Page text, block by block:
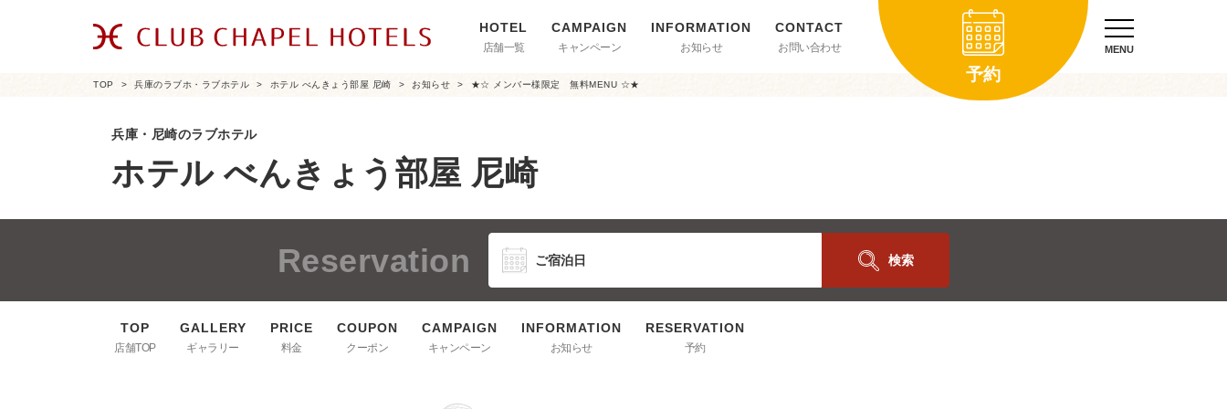
店舗一覧 キャンペーン お知らせ お問い合わせ
予約
MENU
TOP 兵庫のラブホ・ラブホテル ホテル べんきょう部屋 尼崎 お知らせ ★☆ メンバー様限定 無料MENU ☆★
兵庫・尼崎のラブホテル
ホテル べんきょう部屋 尼崎
Reservation 検索
店舗TOP ギャラリー 料金 クーポン キャンペーン お知らせ 予約